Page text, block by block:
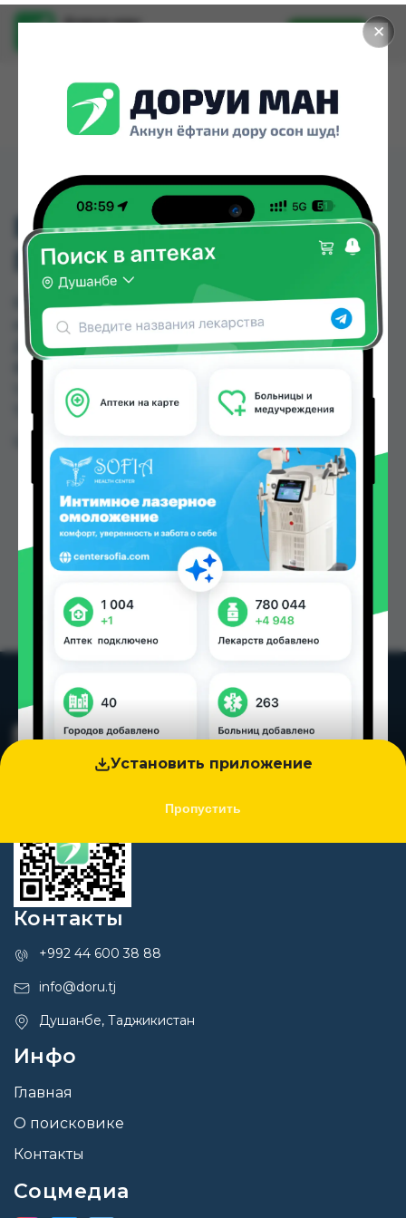
✕
Установить приложение
Пропустить
Доруи ман
Установить
БОРНАЯ КИСЛОТА
ПОР.10Г
БОРНАЯ КИСЛОТА ПОР.10Г можно купить или
заказать в аптеках, Саховати Истаравшан, GS
Дорухона, Абубакри Карим, Авиценна, АЗИЗ
1.96 TJS в Душанбе и других городах
Таджикистана
Контакты
+992 44 600 38 88
info@doru.tj
Душанбе, Таджикистан
Инфо
Главная
О поисковике
Контакты
Соцмедиа